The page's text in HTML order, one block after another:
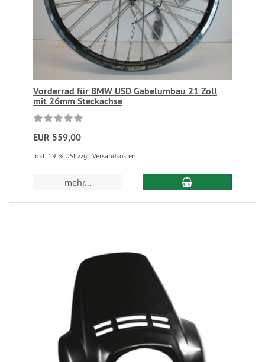
Vorderrad für BMW USD Gabelumbau 21 Zoll
mit 26mm Steckachse
EUR 559,00
inkl. 19 % USt zzgl. Versandkosten
mehr...